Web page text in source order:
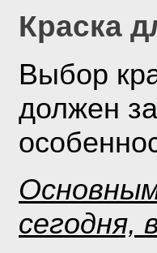
Краска
Выбор
должен